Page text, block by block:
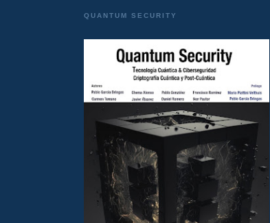
QUANTUM SECURITY